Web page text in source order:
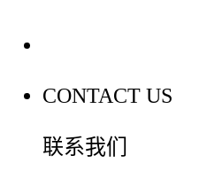
CONTACT US
联系我们